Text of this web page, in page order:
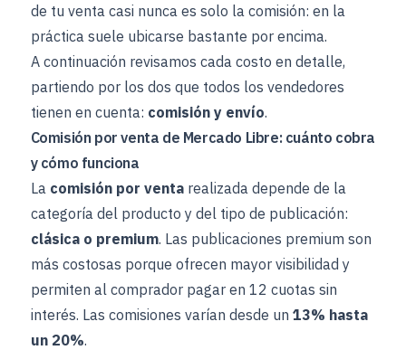
de tu venta casi nunca es solo la comisión: en la
práctica suele ubicarse bastante por encima.
A continuación revisamos cada costo en detalle,
partiendo por los dos que todos los vendedores
tienen en cuenta: comisión y envío.
Comisión por venta de Mercado Libre: cuánto cobra
y cómo funciona
La comisión por ventarealizada depende de la
categoría del producto y del tipo de publicación:
clásica o premium. Las publicaciones premium son
más costosas porque ofrecen mayor visibilidad y
permiten al comprador pagar en 12 cuotas sin
interés. Las comisiones varían desde un 13% hasta
un 20%.